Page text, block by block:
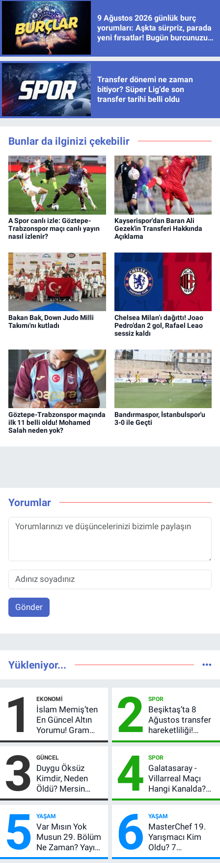
9 Ağustos 2026 günlük burç
yorumları: Aşkta sürpriz, parada
yeni fırsatlar! Bugün burcunuzu
Transfer dönemi ne zaman
bitiyor? Süper Lig’de son
transfer tarihi belli oldu
Bunlar da ilginizi çekebilir
A Spor canlı izle: Göztepe-
Trabzonspor maçı canlı yayın
nasıl izlenir?
Kayserispor'dan Baran Ali
Gezek'in Transferi Hakkında
Açıklama
Bakan Bak, Down Judo Milli
Takımı'nı kutladı
Chelsea Milan’ı dağıttı! Joao
Pedro’dan 2 gol, Rafael Leao
sessiz kaldı
Göztepe-Trabzonspor maçında
ilk 11 belli oldu! Mohamed
Salah neden yok?
Bandırmaspor, İstanbulspor'u
3-0 ile Geçti
Yorumlar
Gönder
Yükleniyor...
1 EKONOMI
İslam Memiş’ten
En Güncel Altın
Yorumu! Gram
Altın İçin 6.350 TL
Beklentisi
Değişmedi
2 SPOR
Beşiktaş’ta 8
Ağustos transfer
hareketliliği!
Yönetim 5 bölge
bastı
3 GÜNCEL
Duygu Öksüz
Kimdir, Neden
Öldü? Mersin
Basınının Acı
4 SPOR
Galatasaray -
Villarreal Maçı
Hangi Kanalda?
Hazırlık Maçı Ne
Kaçta, Nereden
İzlenir?
5 YAŞAM
Var Mısın Yok
Musun 29. Bölüm
Ne Zaman? Yayın
Günü Değişti, Yeni
6 YAŞAM
MasterChef 19.
Yarışmacı Kim
Oldu? 7
Ağustos’ta Ana